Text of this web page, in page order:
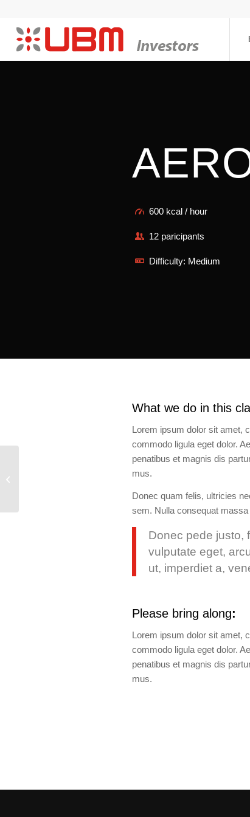
600 kcal / hour
12 paricipants
Difficulty: Medium
What we do in this
Lorem ipsum dolor sit amet,
commodo ligula eget dolor.
penatibus et magnis dis
mus.
Donec quam felis, ultricies
sem. Nulla consequat massa
Donec pede justo,
vulputate eget,
ut, imperdiet a,
Please bring along:
Lorem ipsum dolor sit amet,
commodo ligula eget dolor.
penatibus et magnis dis
mus.